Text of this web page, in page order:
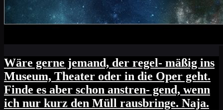
Wäre gerne jemand, der regel- mäßig ins
Museum, Theater oder in die Oper geht.
Finde es aber schon anstren- gend, wenn
ich nur kurz den Müll rausbringe. Naja.